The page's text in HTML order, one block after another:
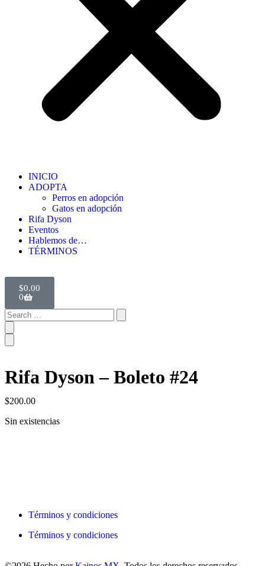
INICIO
ADOPTA
Perros en adopción
Gatos en adopción
Rifa Dyson
Eventos
Hablemos de…
TÉRMINOS
$0.00
0
Rifa Dyson – Boleto #24
$200.00
Sin existencias
Términos y condiciones
Términos y condiciones